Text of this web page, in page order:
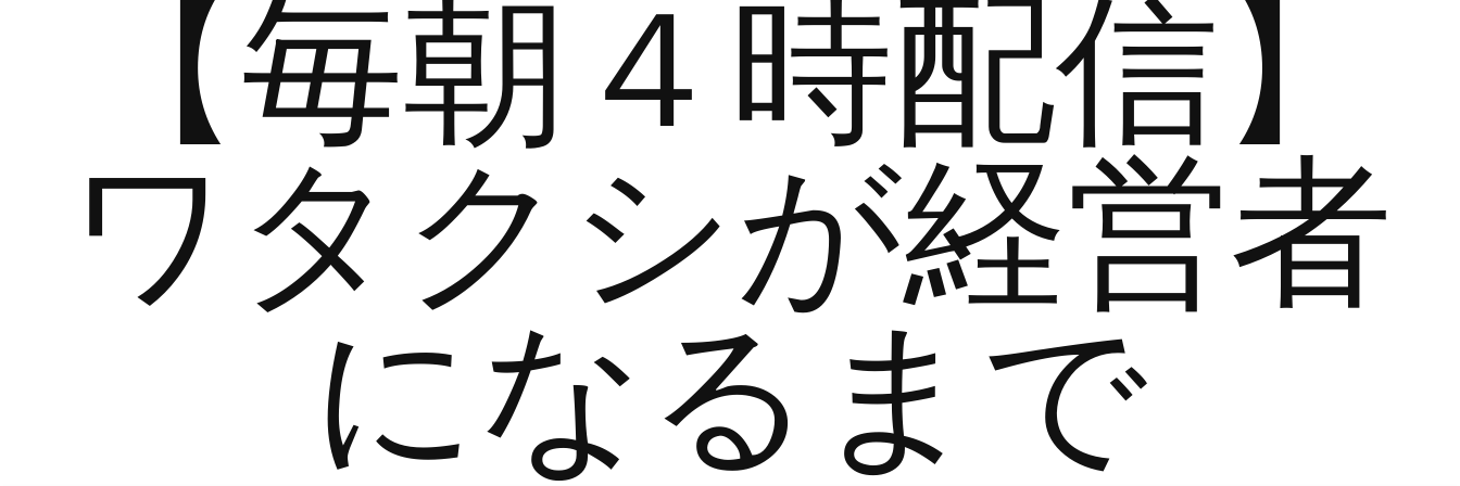
【毎朝４時配信】
ワタクシが経営者
になるまで